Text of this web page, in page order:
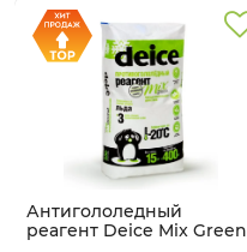
Антигололедный
реагент Deice Mix Green